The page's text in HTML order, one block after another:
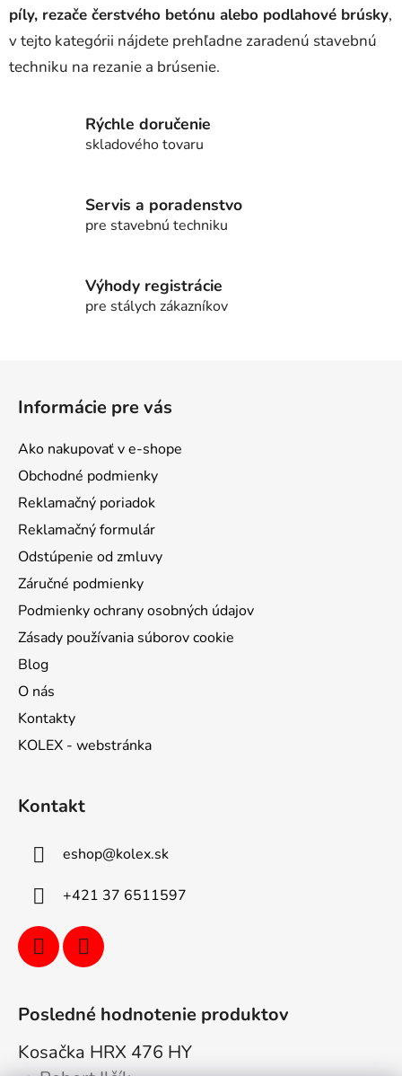
píly, rezače čerstvého betónu alebo podlahové brúsky,
v tejto kategórii nájdete prehľadne zaradenú stavebnú
techniku na rezanie a brúsenie.
Rýchle doručenie
skladového tovaru
Servis a poradenstvo
pre stavebnú techniku
Výhody registrácie
pre stálych zákazníkov
Informácie pre vás
Ako nakupovať v e-shope
Obchodné podmienky
Reklamačný poriadok
Reklamačný formulár
Odstúpenie od zmluvy
Záručné podmienky
Podmienky ochrany osobných údajov
Zásady používania súborov cookie
Blog
O nás
Kontakty
KOLEX - webstránka
Kontakt
eshop@kolex.sk
+421 37 6511597
Posledné hodnotenie produktov
Kosačka HRX 476 HY